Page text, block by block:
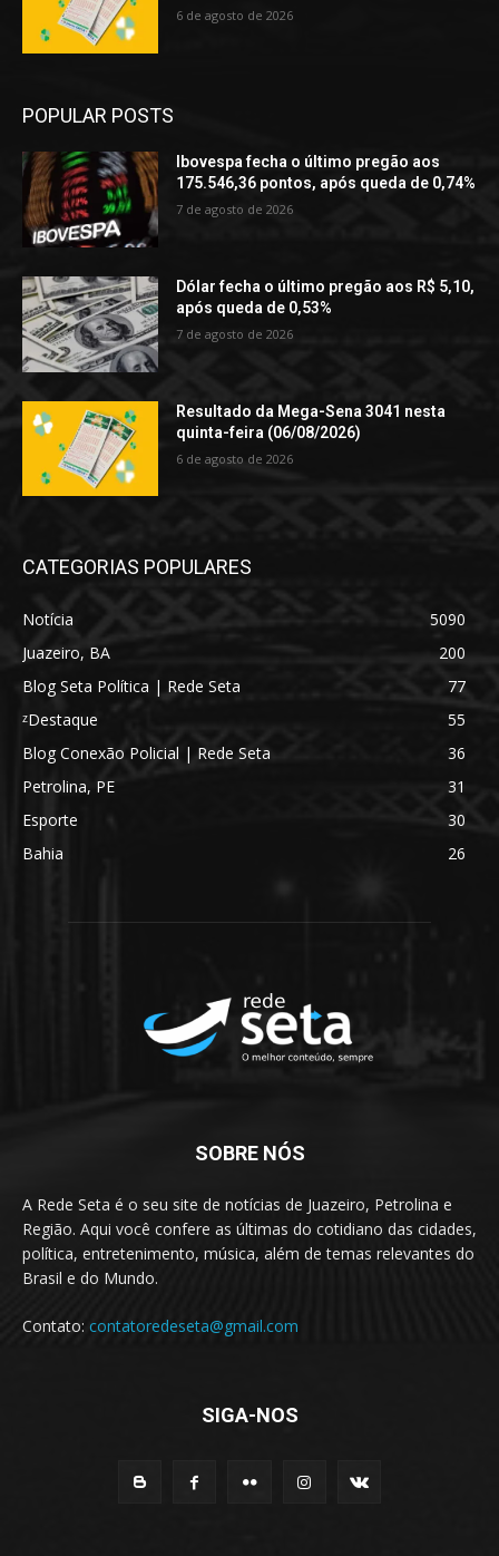
6 de agosto de 2026
POPULAR POSTS
Ibovespa fecha o último pregão aos
175.546,36 pontos, após queda de 0,74%
7 de agosto de 2026
Dólar fecha o último pregão aos R$ 5,10,
após queda de 0,53%
7 de agosto de 2026
Resultado da Mega-Sena 3041 nesta
quinta-feira (06/08/2026)
6 de agosto de 2026
CATEGORIAS POPULARES
Notícia
5090
Juazeiro, BA
200
Blog Seta Política | Rede Seta
77
ᶻDestaque
55
Blog Conexão Policial | Rede Seta
36
Petrolina, PE
31
Esporte
30
Bahia
26
SOBRE NÓS
A Rede Seta é o seu site de notícias de Juazeiro, Petrolina e
Região. Aqui você confere as últimas do cotidiano das cidades,
política, entretenimento, música, além de temas relevantes do
Brasil e do Mundo.
Contato: contatoredeseta@gmail.com
SIGA-NOS